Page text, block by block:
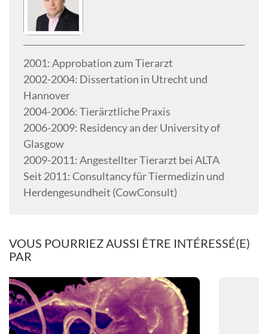
2001: Approbation zum Tierarzt
2002-2004: Dissertation in Utrecht und
Hannover
2004-2006: Tierärztliche Praxis
2006-2009: Residency an der University of
Glasgow
2009-2011: Angestellter Tierarzt bei ALTA
Seit 2011: Consultancy für Tiermedizin und
Herdengesundheit (CowConsult)
VOUS POURRIEZ AUSSI ÊTRE INTÉRESSÉ(E)
PAR